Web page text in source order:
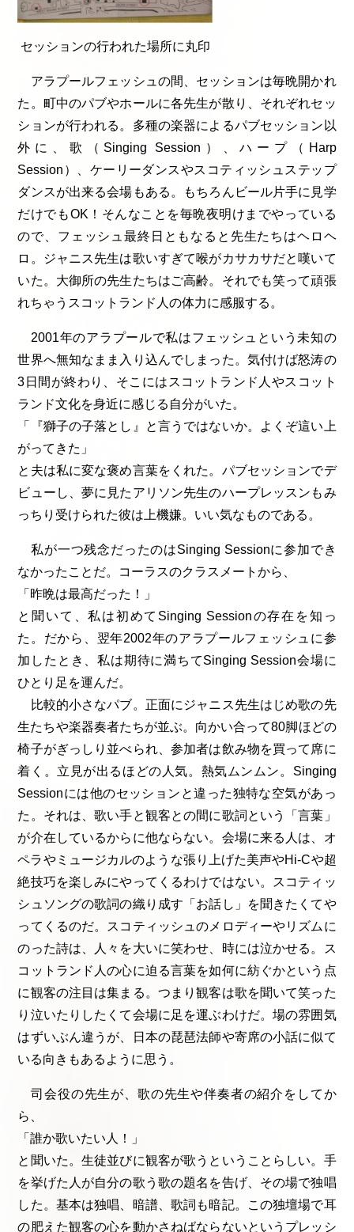
セッションの行われた場所に丸印
アラプールフェッシュの間、セッションは毎晩開かれ
た。町中のパブやホールに各先生が散り、それぞれセッ
ションが行われる。多種の楽器によるパブセッション以
外に、歌（Singing Session）、ハープ（Harp
Session）、ケーリーダンスやスコティッシュステップ
ダンスが出来る会場もある。もちろんビール片手に見学
だけでもOK！そんなことを毎晩夜明けまでやっている
ので、フェッシュ最終日ともなると先生たちはヘロヘ
ロ。ジャニス先生は歌いすぎて喉がカサカサだと嘆いて
いた。大御所の先生たちはご高齢。それでも笑って頑張
れちゃうスコットランド人の体力に感服する。
2001年のアラプールで私はフェッシュという未知の
世界へ無知なまま入り込んでしまった。気付けば怒涛の
3日間が終わり、そこにはスコットランド人やスコット
ランド文化を身近に感じる自分がいた。
「『獅子の子落とし』と言うではないか。よくぞ這い上
がってきた」
と夫は私に変な褒め言葉をくれた。パブセッションでデ
ビューし、夢に見たアリソン先生のハープレッスンもみ
っちり受けられた彼は上機嫌。いい気なものである。
私が一つ残念だったのはSinging Sessionに参加でき
なかったことだ。コーラスのクラスメートから、
「昨晩は最高だった！」
と聞いて、私は初めてSinging Sessionの存在を知っ
た。だから、翌年2002年のアラプールフェッシュに参
加したとき、私は期待に満ちてSinging Session会場に
ひとり足を運んだ。
比較的小さなパブ。正面にジャニス先生はじめ歌の先
生たちや楽器奏者たちが並ぶ。向かい合って80脚ほどの
椅子がぎっしり並べられ、参加者は飲み物を買って席に
着く。立見が出るほどの人気。熱気ムンムン。Singing
Sessionには他のセッションと違った独特な空気があっ
た。それは、歌い手と観客との間に歌詞という「言葉」
が介在しているからに他ならない。会場に来る人は、オ
ペラやミュージカルのような張り上げた美声やHi-Cや超
絶技巧を楽しみにやってくるわけではない。スコティッ
シュソングの歌詞の織り成す「お話し」を聞きたくてや
ってくるのだ。スコティッシュのメロディーやリズムに
のった詩は、人々を大いに笑わせ、時には泣かせる。ス
コットランド人の心に迫る言葉を如何に紡ぐかという点
に観客の注目は集まる。つまり観客は歌を聞いて笑った
り泣いたりしたくて会場に足を運ぶわけだ。場の雰囲気
はずいぶん違うが、日本の琵琶法師や寄席の小話に似て
いる向きもあるように思う。
司会役の先生が、歌の先生や伴奏者の紹介をしてか
ら、
「誰か歌いたい人！」
と聞いた。生徒並びに観客が歌うということらしい。手
を挙げた人が自分の歌う歌の題名を告げ、その場で独唱
した。基本は独唱、暗譜、歌詞も暗記。この独壇場で耳
の肥えた観客の心を動かさねばならないというプレッシ